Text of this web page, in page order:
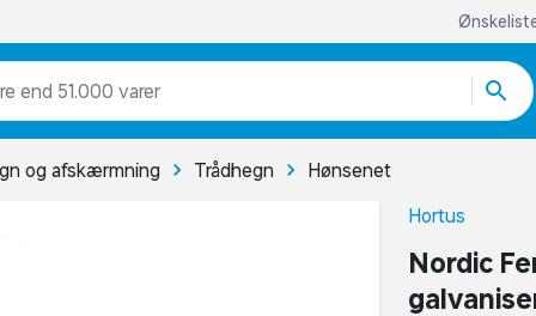
end 51.000 varer
og afskærmning Trådhegn Hønsenet
Hortus
Nordic